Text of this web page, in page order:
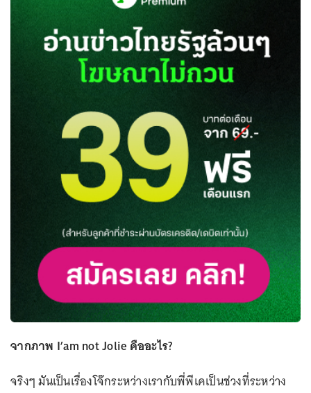
จากภาพ I’am not Jolie คืออะไร?
จริงๆ มันเป็นเรื่องโจ๊กระหว่างเรากับพี่พีเคเป็นช่วงที่ระหว่าง